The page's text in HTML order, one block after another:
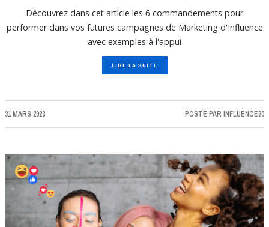
Découvrez dans cet article les 6 commandements pour
performer dans vos futures campagnes de Marketing d'Influence
avec exemples à l'appui
LIRE LA SUITE
31 MARS 2023 POSTÉ PAR INFLUENCE30